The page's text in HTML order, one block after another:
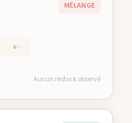
MÉLANGE
Aucun restock observé